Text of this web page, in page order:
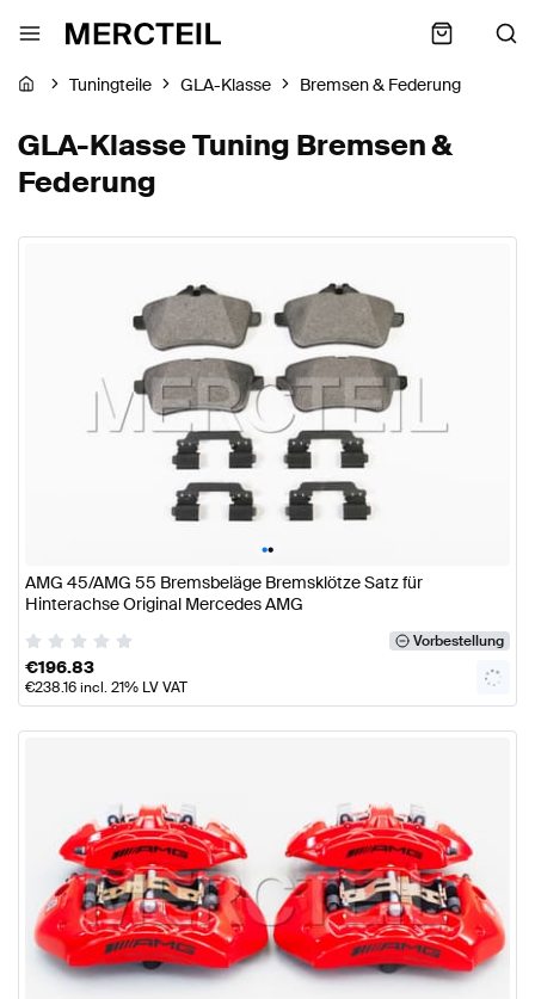
Tuningteile GLA-Klasse Bremsen & Federung
GLA-Klasse Tuning Bremsen &
Federung
••
AMG 45/AMG 55 Bremsbeläge Bremsklötze Satz für
Hinterachse Original Mercedes AMG
Vorbestellung
€196.83
€238.16incl. 21% LV VAT